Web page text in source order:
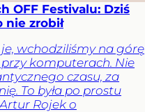
OFF Festivalu: Dziś
zrobił
je, wchodziliśmy na górę
komputerach. Nie
czasu, za
To była po prostu
Rojek o